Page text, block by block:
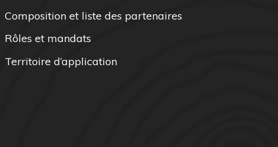
Composition et liste des partenaires
Rôles et mandats
Territoire d’application